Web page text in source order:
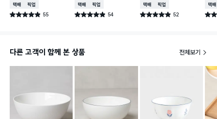
택배배송매장픽업
별점 4.9점 55
건 작성
택배배송매장픽업
별점 4.9점 54
건 작성
택배배송매장픽업
별점 4.9점 52
건 작성
택배
별점
다른 고객이 함께 본 상품 전체보기